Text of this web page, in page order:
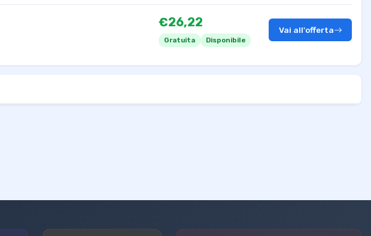
€26,22
Gratuita Disponibile
Vai all'offerta